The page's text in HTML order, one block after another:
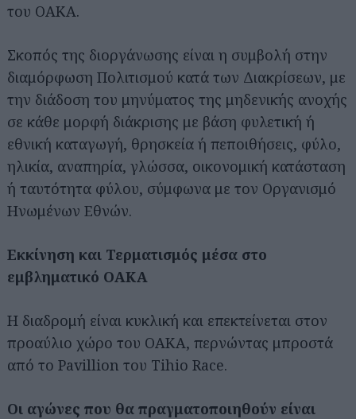
του ΟΑΚΑ.
Σκοπός της διοργάνωσης είναι η συμβολή στην
διαμόρφωση Πολιτισμού κατά των Διακρίσεων, με
την διάδοση του μηνύματος της μηδενικής ανοχής
σε κάθε μορφή διάκρισης με βάση φυλετική ή
εθνική καταγωγή, θρησκεία ή πεποιθήσεις, φύλο,
ηλικία, αναπηρία, γλώσσα, οικονομική κατάσταση
ή ταυτότητα φύλου, σύμφωνα με τον Οργανισμό
Ηνωμένων Εθνών.
Εκκίνηση και Τερματισμός μέσα στο
εμβληματικό ΟΑΚΑ
Η διαδρομή είναι κυκλική και επεκτείνεται στον
προαύλιο χώρο του ΟΑΚΑ, περνώντας μπροστά
από το Pavillion του Tihio Race.
Οι αγώνες που θα πραγματοποιηθούν είναι